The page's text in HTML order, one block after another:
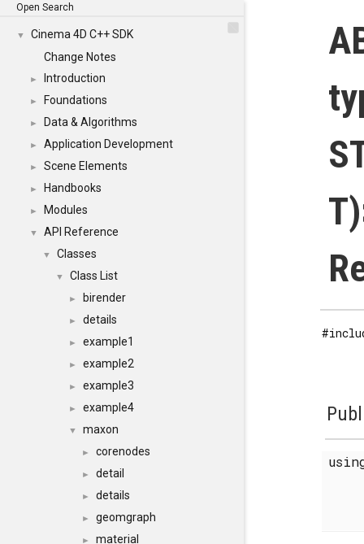
Open Search
▼
Cinema 4D C++ SDK
Change Notes
► Introduction
► Foundations
► Data & Algorithms
► Application Development
► Scene Elements
► Handbooks
► Modules
▼ API Reference
▼ Classes
▼ Class List
► birender
► details
► example1
► example2
► example3
► example4
▼ maxon
► corenodes
► detail
► details
► geomgraph
► material